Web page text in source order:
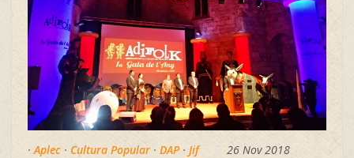
·Aplec · Cultura Popular · DAP· Jif 26 Nov 2018